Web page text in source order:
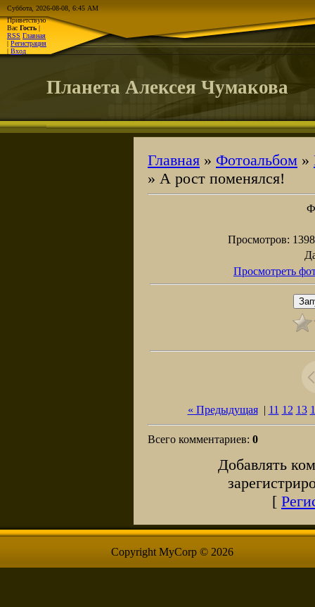
Суббота, 2026-08-08, 6:45 AM
Приветствую
Вас Гость |
RSS Главная
| Регистрация
| Вход
Планета Алексея Чумакова
Главная » Фотоальбом »
» А рост поменялся!
Просмотров:
Просмотреть
« Предыдущая| 11 12 13
Всего комментариев: 0
Добавлять
[
Copyright MyCorp © 2026